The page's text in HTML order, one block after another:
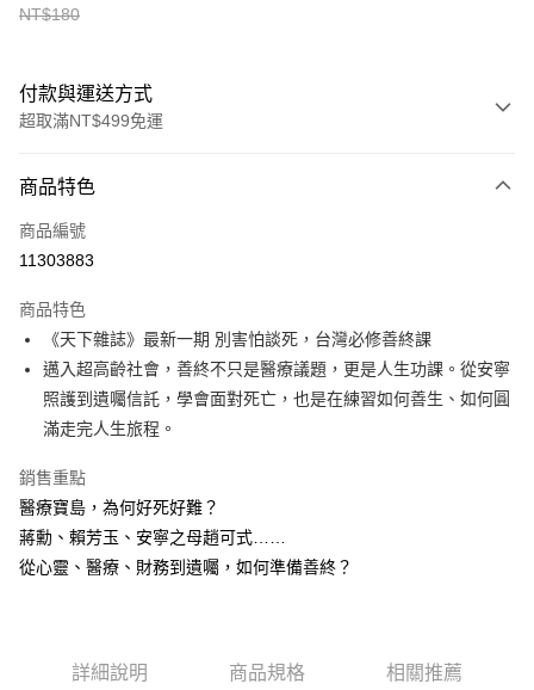
NT$180
付款與運送方式
超取滿NT$499免運
信用卡一次付款
超商取貨付款
Apple Pay
街口支付
悠遊付
ATM付款
全家取貨付款
每筆NT$50，滿NT$499(含以上)免運費
商品特色
商品編號
11303883
商品特色
《天下雜誌》最新一期 別害怕談死，台灣必修善終課
邁入超高齡社會，善終不只是醫療議題，更是人生功課。從安寧
照護到遺囑信託，學會面對死亡，也是在練習如何善生、如何圓
滿走完人生旅程。
銷售重點
醫療寶島，為何好死好難？
蔣勳、賴芳玉、安寧之母趙可式……
從心靈、醫療、財務到遺囑，如何準備善終？
詳細說明 商品規格 相關推薦